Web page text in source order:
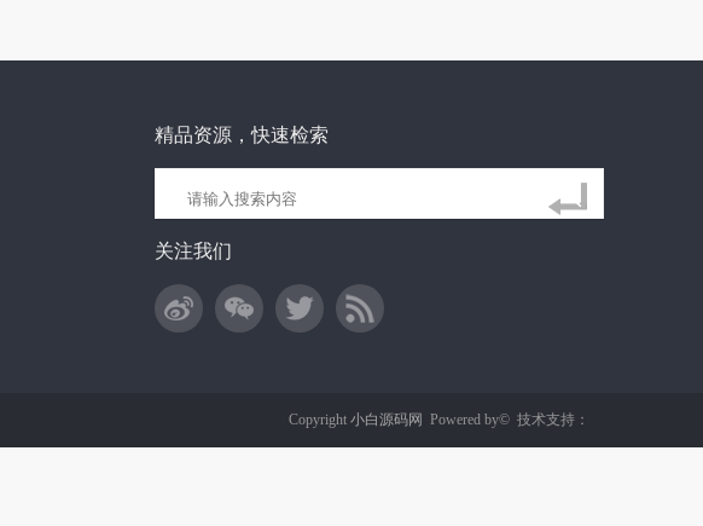
精品资源，快速检索
关注我们
Copyright 小白源码网 Powered by© 技术支持：